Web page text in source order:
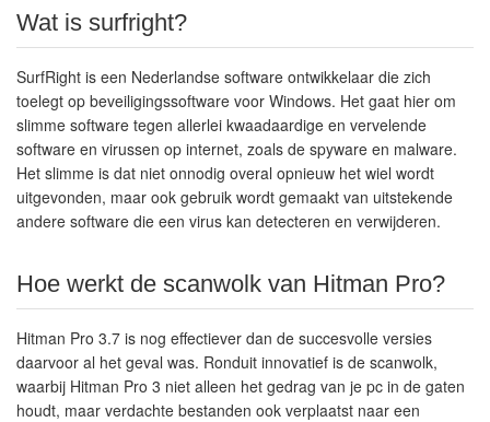
Wat is surfright?
SurfRight is een Nederlandse software ontwikkelaar die zich
toelegt op beveiligingssoftware voor Windows. Het gaat hier om
slimme software tegen allerlei kwaadaardige en vervelende
software en virussen op internet, zoals de spyware en malware.
Het slimme is dat niet onnodig overal opnieuw het wiel wordt
uitgevonden, maar ook gebruik wordt gemaakt van uitstekende
andere software die een virus kan detecteren en verwijderen.
Hoe werkt de scanwolk van Hitman Pro?
Hitman Pro 3.7 is nog effectiever dan de succesvolle versies
daarvoor al het geval was. Ronduit innovatief is de scanwolk,
waarbij Hitman Pro 3 niet alleen het gedrag van je pc in de gaten
houdt, maar verdachte bestanden ook verplaatst naar een